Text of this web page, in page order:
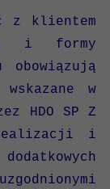
z klientem
i formy
obowiązują
w
HDO SP Z
i